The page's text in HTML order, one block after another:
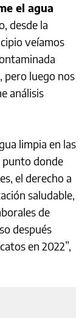
el agua
desde la
veíamos
pero luego nos
análisis
limpia en las
punto donde
el derecho a
saludable,
de
después
en 2022”,